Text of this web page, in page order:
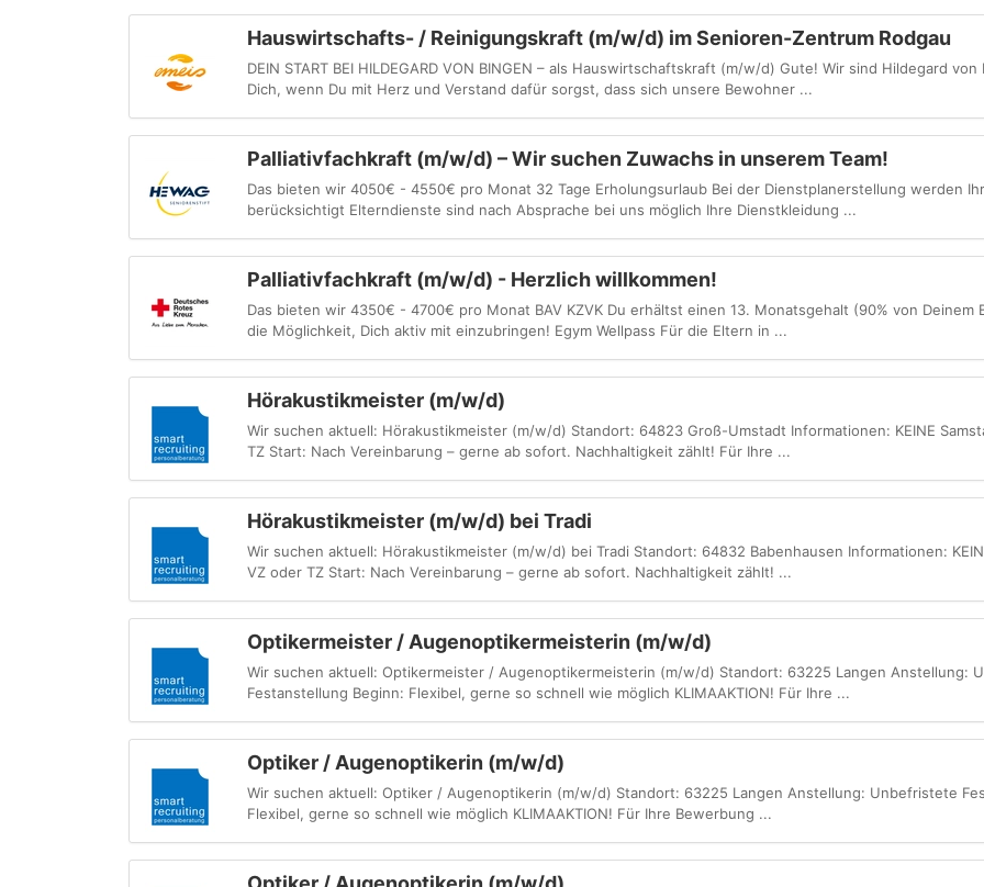
Hauswirtschafts- / Reinigungskraft (m/w/d) im Senioren-Zentrum Rodgau
DEIN START BEI HILDEGARD VON BINGEN – als Hauswirtschaftskraft (m/w/d) Gute! Wir sind Hildegard
Dich, wenn Du mit Herz und Verstand dafür sorgst, dass sich unsere Bewohner ...
Palliativfachkraft (m/w/d) – Wir suchen Zuwachs in unserem Team!
Das bieten wir 4050€ - 4550€ pro Monat 32 Tage Erholungsurlaub Bei der Dienstplanerstellung werden
berücksichtigt Elterndienste sind nach Absprache bei uns möglich Ihre Dienstkleidung ...
Palliativfachkraft (m/w/d) - Herzlich willkommen!
Das bieten wir 4350€ - 4700€ pro Monat BAV KZVK Du erhältst einen 13. Monatsgehalt (90% von Deinem
die Möglichkeit, Dich aktiv mit einzubringen! Egym Wellpass Für die Eltern in ...
Hörakustikmeister (m/w/d)
Wir suchen aktuell: Hörakustikmeister (m/w/d) Standort: 64823 Groß-Umstadt Informationen: KEINE
TZ Start: Nach Vereinbarung – gerne ab sofort. Nachhaltigkeit zählt! Für Ihre ...
Hörakustikmeister (m/w/d) bei Tradi
Wir suchen aktuell: Hörakustikmeister (m/w/d) bei Tradi Standort: 64832 Babenhausen Informationen:
VZ oder TZ Start: Nach Vereinbarung – gerne ab sofort. Nachhaltigkeit zählt! ...
Optikermeister / Augenoptikermeisterin (m/w/d)
Wir suchen aktuell: Optikermeister / Augenoptikermeisterin (m/w/d) Standort: 63225 Langen Anstellung:
Festanstellung Beginn: Flexibel, gerne so schnell wie möglich KLIMAAKTION! Für Ihre ...
Optiker / Augenoptikerin (m/w/d)
Wir suchen aktuell: Optiker / Augenoptikerin (m/w/d) Standort: 63225 Langen Anstellung: Unbefristete
Flexibel, gerne so schnell wie möglich KLIMAAKTION! Für Ihre Bewerbung ...